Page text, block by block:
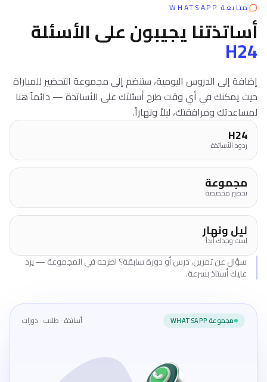
متابعة WHATSAPP
أساتذتنا يجيبون على الأسئلة
H24
إضافة إلى الدروس اليومية، ستنضم إلى مجموعة التحضير للمباراة
حيث يمكنك في أي وقت طرح أسئلتك على الأساتذة — دائماً هنا
لمساعدتك ومرافقتك، ليلاً ونهاراً.
H24
ردود الأساتذة
مجموعة
تحضير مخصصة
ليل ونهار
لست وحدك أبداً
سؤال عن تمرين، درس أو دورة سابقة؟ اطرحه في المجموعة — يرد
عليك أستاذ بسرعة.
مجموعة WHATSAPP أساتذة · طلاب · دورات